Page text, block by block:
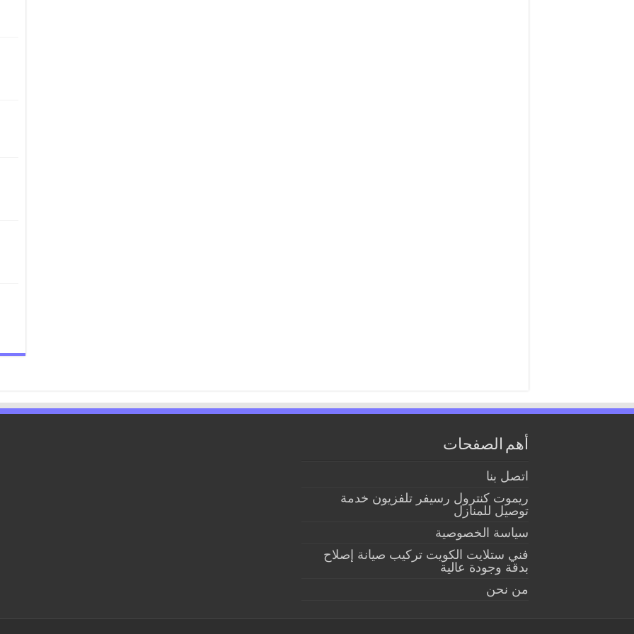
أهم الصفحات
اتصل بنا
ريموت كنترول رسيفر تلفزيون خدمة
توصيل للمنازل
سياسة الخصوصية
فني ستلايت الكويت تركيب صيانة إصلاح
بدقة وجودة عالية
من نحن